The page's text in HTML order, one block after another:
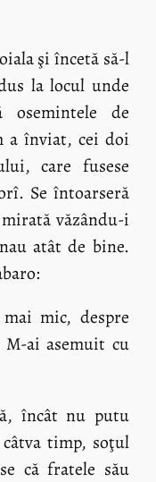
şi încetă să-l
la locul unde
osemintele de
a înviat, cei doi
care fusese
Se întoarseră
văzându-i
atât de bine.
mic, despre
ai asemuit cu
încât nu putu
timp, soţul
că fratele său